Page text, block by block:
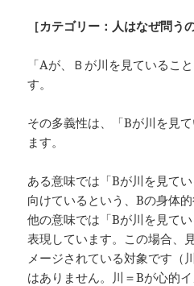
［カテゴリー：人はなぜ問う
「Aが、Ｂが川を見ているこ
す。
その多義性は、「Bが川を見
ます。
ある意味では「Bが川を見て
向けているという、Bの身体
他の意味では「Bが川を見て
表現しています。この場合、
メージされている対象です（
はありません。川＝Bが心的